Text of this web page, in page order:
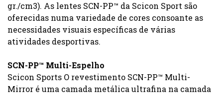
gr./cm3). As lentes SCN-PP™ da Scicon Sport são
oferecidas numa variedade de cores consoante as
necessidades visuais específicas de várias
atividades desportivas.
SCN-PP™ Multi-Espelho
Scicon Sports O revestimento SCN-PP™ Multi-
Mirror é uma camada metálica ultrafina na camada